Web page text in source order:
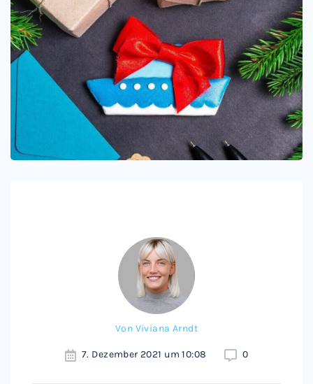
Von Viviana Arndt
7. Dezember 2021 um 10:08 0